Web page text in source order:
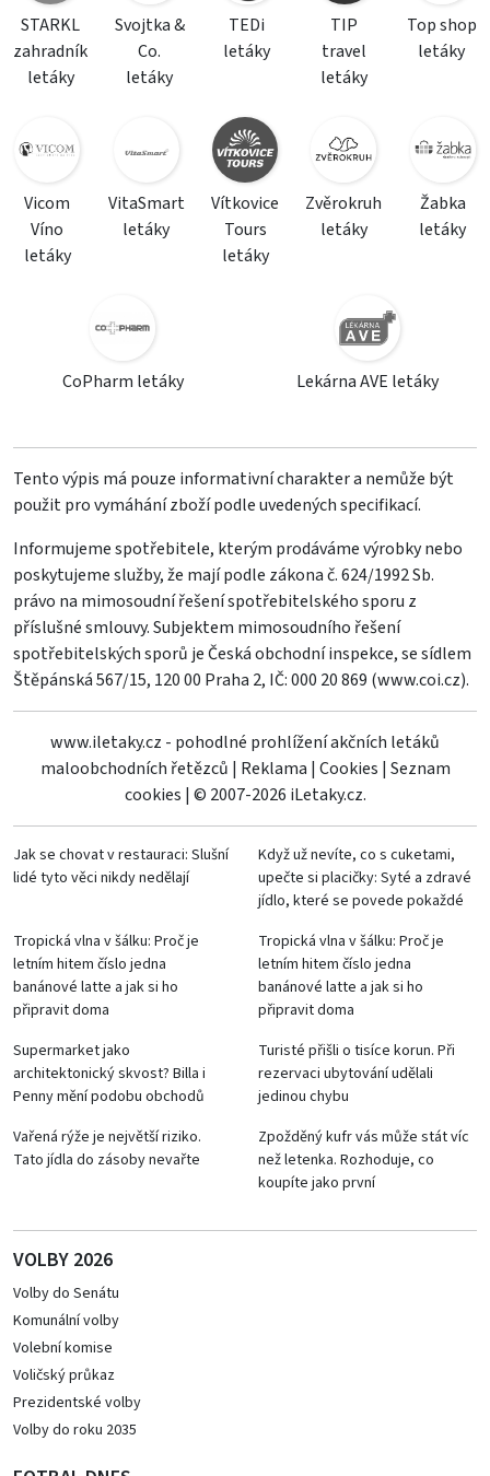
STARKL
zahradník
letáky
Svojtka &
Co.
letáky
TEDi
letáky
TIP
travel
letáky
Top shop
letáky
Vicom
Víno
letáky
VitaSmart
letáky
Vítkovice
Tours
letáky
Zvěrokruh
letáky
Žabka
letáky
CoPharm letáky Lekárna AVE letáky
Tento výpis má pouze informativní charakter a nemůže být
použit pro vymáhání zboží podle uvedených specifikací.
Informujeme spotřebitele, kterým prodáváme výrobky nebo
poskytujeme služby, že mají podle zákona č. 624/1992 Sb.
právo na mimosoudní řešení spotřebitelského sporu z
příslušné smlouvy. Subjektem mimosoudního řešení
spotřebitelských sporů je Česká obchodní inspekce, se sídlem
Štěpánská 567/15, 120 00 Praha 2, IČ: 000 20 869 (www.coi.cz).
www.iletaky.cz - pohodlné prohlížení akčních letáků
maloobchodních řetězců | Reklama | Cookies | Seznam
cookies | © 2007-2026 iLetaky.cz.
Jak se chovat v restauraci: Slušní
lidé tyto věci nikdy nedělají
Když už nevíte, co s cuketami,
upečte si placičky: Syté a zdravé
jídlo, které se povede pokaždé
Tropická vlna v šálku: Proč je
letním hitem číslo jedna
banánové latte a jak si ho
připravit doma
Tropická vlna v šálku: Proč je
letním hitem číslo jedna
banánové latte a jak si ho
připravit doma
Supermarket jako
architektonický skvost? Billa i
Penny mění podobu obchodů
Turisté přišli o tisíce korun. Při
rezervaci ubytování udělali
jedinou chybu
Vařená rýže je největší riziko.
Tato jídla do zásoby nevařte
Zpožděný kufr vás může stát víc
než letenka. Rozhoduje, co
koupíte jako první
VOLBY 2026
Volby do Senátu
Komunální volby
Volební komise
Voličský průkaz
Prezidentské volby
Volby do roku 2035